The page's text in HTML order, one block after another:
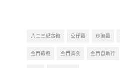
八二三紀念館 公仔麵 炒泡麵
金門旅遊 金門美食 金門自助行